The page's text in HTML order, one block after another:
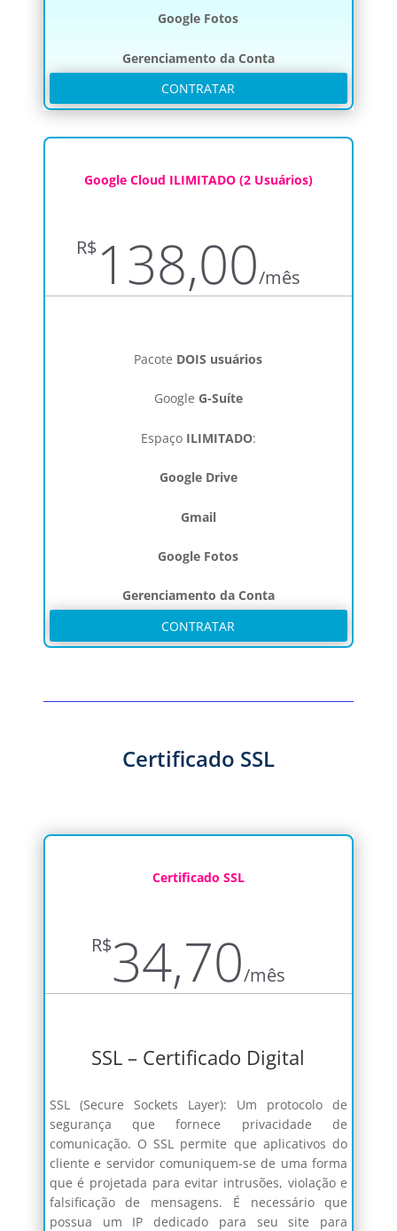
Google Fotos
Gerenciamento da Conta
CONTRATAR
Google Cloud ILIMITADO (2 Usuários)
R$138,00/mês
Pacote DOIS usuários
Google G-Suíte
Espaço ILIMITADO:
Google Drive
Gmail
Google Fotos
Gerenciamento da Conta
CONTRATAR
Certificado SSL
Certificado SSL
R$34,70/mês
SSL – Certificado Digital
SSL (Secure Sockets Layer): Um protocolo de
segurança que fornece privacidade de
comunicação. O SSL permite que aplicativos do
cliente e servidor comuniquem-se de uma forma
que é projetada para evitar intrusões, violação e
falsificação de mensagens. É necessário que
possua um IP dedicado para seu site para